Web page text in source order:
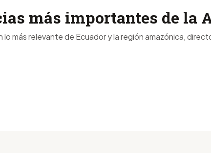
más importantes de la
más relevante de Ecuador y la región amazónica,